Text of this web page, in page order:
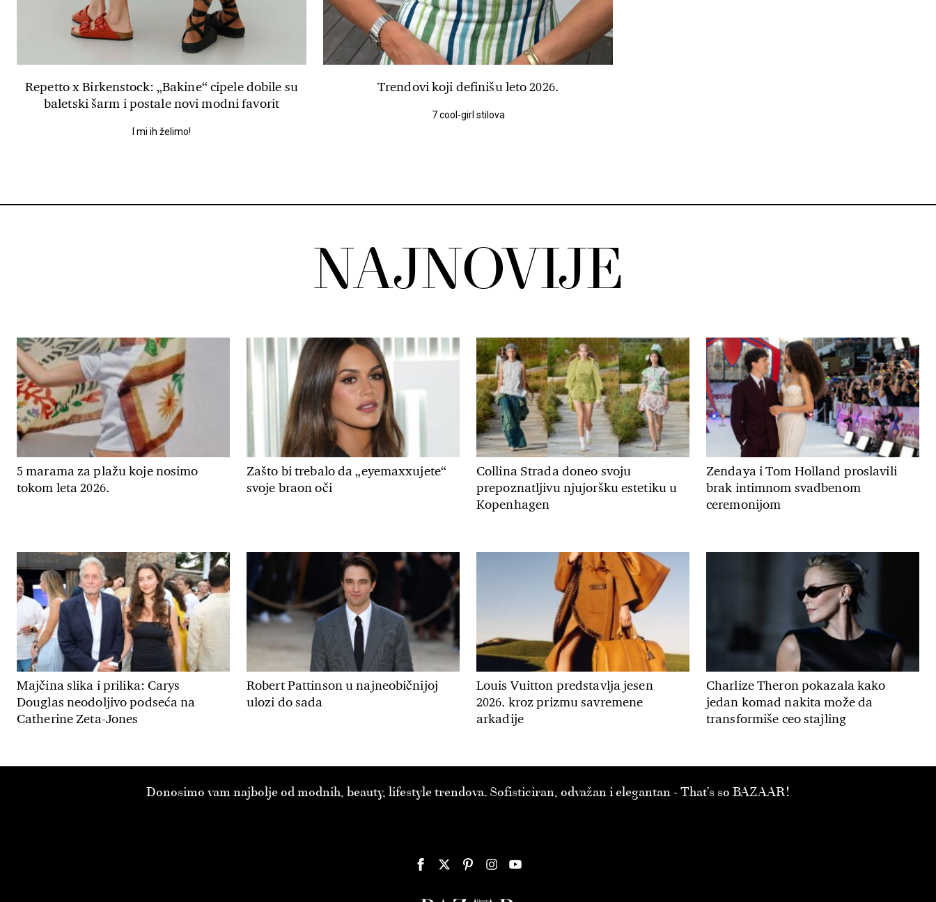
Repetto x Birkenstock: „Bakine“ cipele dobile su
baletski šarm i postale novi modni favorit
I mi ih želimo!
Trendovi koji definišu leto 2026.
7 cool-girl stilova
NAJNOVIJE
5 marama za plažu koje nosimo
tokom leta 2026.
Zašto bi trebalo da „eyemaxxujete“
svoje braon oči
Collina Strada doneo svoju
prepoznatljivu njujoršku estetiku u
Kopenhagen
Zendaya i Tom Holland proslavili
brak intimnom svadbenom
ceremonijom
Majčina slika i prilika: Carys
Douglas neodoljivo podseća na
Catherine Zeta-Jones
Robert Pattinson u najneobičnijoj
ulozi do sada
Louis Vuitton predstavlja jesen
2026. kroz prizmu savremene
arkadije
Charlize Theron pokazala kako
jedan komad nakita može da
transformiše ceo stajling
Donosimo vam najbolje od modnih, beauty, lifestyle trendova. Sofisticiran, odvažan i elegantan - That’s so BAZAAR!